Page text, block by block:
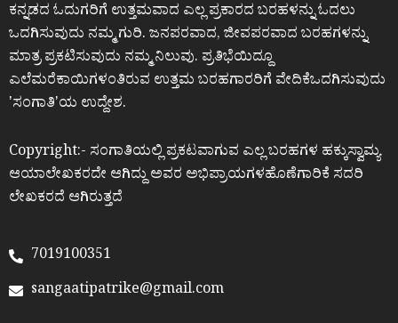
ಕನ್ನಡದ ಓದುಗರಿಗೆ ಉತ್ತಮವಾದ ಎಲ್ಲ ಪ್ರಕಾರದ ಬರಹಳನ್ನು ಓದಲು
ಒದಗಿಸುವುದು ನಮ್ಮ ಗುರಿ. ಜನಪರವಾದ, ಜೀವಪರವಾದ ಬರಹಗಳನ್ನು
ಮಾತ್ರ ಪ್ರಕಟಿಸುವುದು ನಮ್ಮ ನಿಲುವು. ಪ್ರತಿಭೆಯಿದ್ದೂ
ಎಲೆಮರೆಕಾಯಿಗಳಂತಿರುವ ಉತ್ತಮ ಬರಹಗಾರರಿಗೆ ವೇದಿಕೆಒದಗಿಸುವುದು
ʼಸಂಗಾತಿʼಯ ಉದ್ದೇಶ.
Copyright:- ಸಂಗಾತಿಯಲ್ಲಿ ಪ್ರಕಟವಾಗುವ ಎಲ್ಲ ಬರಹಗಳ ಹಕ್ಕುಸ್ವಾಮ್ಯ
ಆಯಾಲೇಖಕರದೇ ಆಗಿದ್ದು ಅವರ ಅಭಿಪ್ರಾಯಗಳಹೊಣೆಗಾರಿಕೆ ಸದರಿ
ಲೇಖಕರದೆ ಆಗಿರುತ್ತದೆ
7019100351
sangaatipatrike@gmail.com